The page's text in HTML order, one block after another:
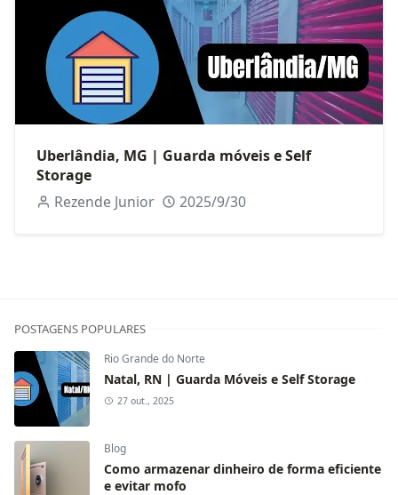
Uberlândia, MG | Guarda móveis e Self
Storage
Rezende Junior
2025/9/30
POSTAGENS POPULARES
Rio Grande do Norte
Natal, RN | Guarda Móveis e Self Storage
27 out., 2025
Blog
Como armazenar dinheiro de forma eficiente
e evitar mofo